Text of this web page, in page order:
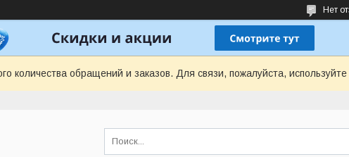
Нет
количества обращений и заказов. Для связи, пожалуйста,